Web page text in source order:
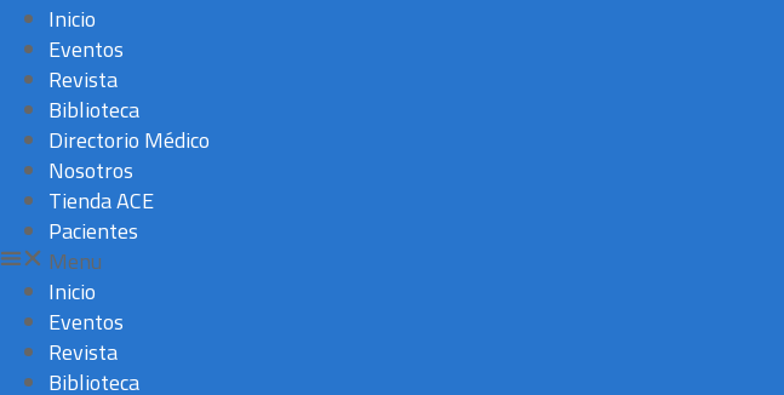
Inicio
Eventos
Revista
Biblioteca
Directorio Médico
Nosotros
Tienda ACE
Pacientes
Menu
Inicio
Eventos
Revista
Biblioteca